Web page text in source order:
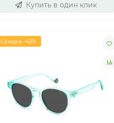
Купить в один клик
Скидка -42%